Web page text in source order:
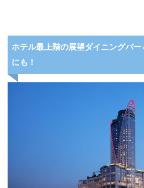
ホテル最上階の展望ダイニングバ
にも！